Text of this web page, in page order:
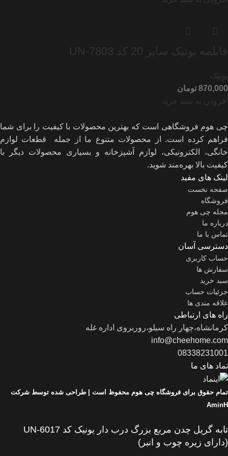
قابلمه یونیک سایز 20 کد UN-7803
یونیک
تومان
افزودن به سبد خرید
چی هوم فروشگاهی است که بهترین محصولات با کیفیت را برای شما
فراهم کرده است. از محصولات متنوع ما از جمله قطعات لوازم
خانگی، الکترونیکی، لوازم آشپزخانه و بسیاری محصولات دیگر با
کیفیت بالا بهره‌مند شوید.
لینک های مفید
صفحه نخست
فروشگاه
مجله چی هوم
درباره ما
تماس با ما
دسترسی آسان
حساب کاربری
سفارش ها
سبد خرید
جزئیات حساب
علاقه مندی ها
راه های ارتباطی
کرمانشاه،چهار راه سیلو،روربروی اداره غله
info@cheehome.com
08338231001
نماد های ما
تمام حقوق برای فروشگاه چی هوم محفوظ است | طراحی شده توسط شرکت
AminH
تابه گریل چدن مربع بزرگ درب دار یونیک کد UN-6017
(دارای زیره چوب و انبر)